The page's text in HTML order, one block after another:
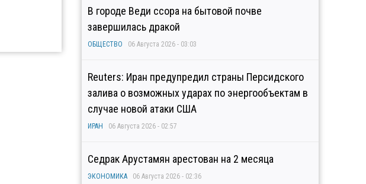
В городе Веди ссора на бытовой почве
завершилась дракой
ОБЩЕСТВО 06 Августа 2026 - 03:03
Reuters: Иран предупредил страны Персидского
залива о возможных ударах по энергообъектам в
случае новой атаки США
ИРАН 06 Августа 2026 - 02:57
Седрак Арустамян арестован на 2 месяца
ЭКОНОМИКА 06 Августа 2026 - 02:36